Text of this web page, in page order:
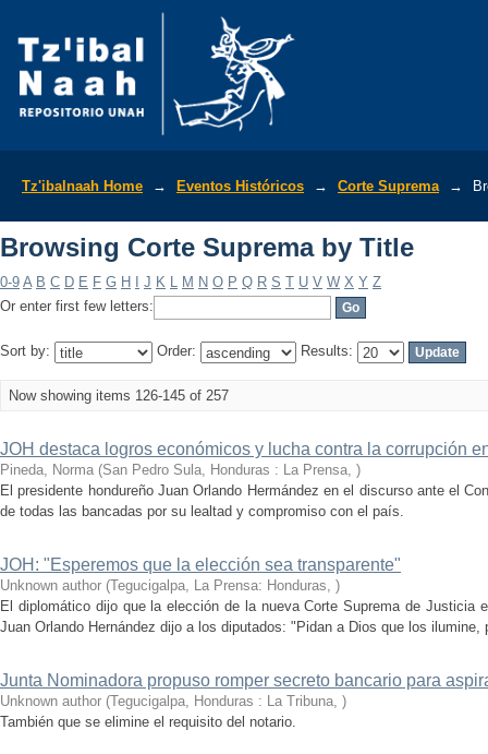
Tz'ibalnaah Home → Eventos Históricos → Corte Suprema →
Browsing Corte Suprema by Title
0-9 A B C D E F G H J K L M N O P Q R S T U V W X Y Z
Or enter first few letters:
Sort by: Order: Results:
Now showing items 126-145 of 257
JOH destaca logros económicos y lucha contra la corrupción
Pineda, Norma (San Pedro Sula, Honduras : La Prensa, )
El presidente hondureño Juan Orlando Hermández en el discurso ante el
de todas las bancadas por su lealtad y compromiso con el país.
JOH: "Esperemos que la elección sea transparente"
Unknown author (Tegucigalpa, La Prensa: Honduras, )
El diplomático dijo que la elección de la nueva Corte Suprema de Justicia
Juan Orlando Hernández dijo a los diputados: "Pidan a Dios que los ilumine,
Junta Nominadora propuso romper secreto bancario para
Unknown author (Tegucigalpa, Honduras : La Tribuna, )
También que se elimine el requisito del notario.